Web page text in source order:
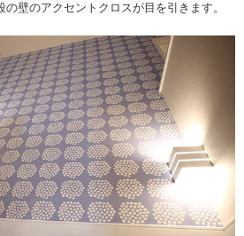
壁のアクセントクロスが目を引きます。